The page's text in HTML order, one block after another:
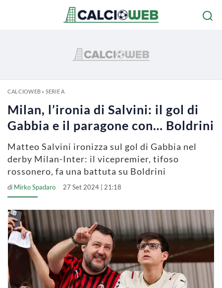
CALCIOWEB» SERIE A
Milan, l’ironia di Salvini: il gol di
Gabbia e il paragone con… Boldrini
Matteo Salvini ironizza sul gol di Gabbia nel
derby Milan-Inter: il vicepremier, tifoso
rossonero, fa una battuta su Boldrini
di Mirko Spadaro 27 Set 2024 | 21:18